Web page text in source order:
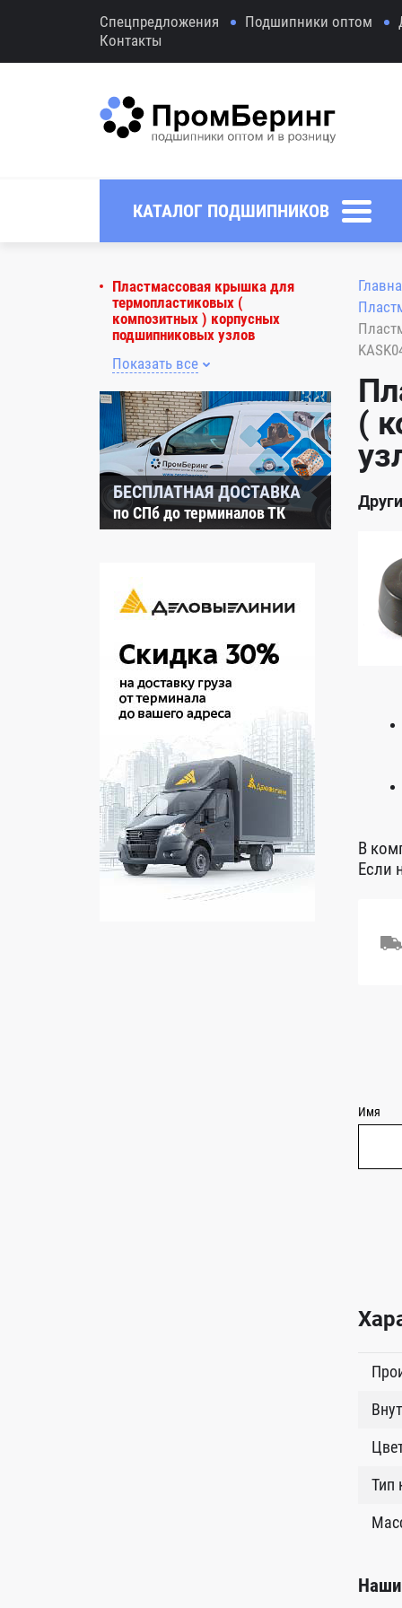
Спецпредложения Подшипники оптом
Контакты
КАТАЛОГ ПОДШИПНИКОВ
Пластмассовая крышка для
термопластиковых (
композитных ) корпусных
подшипниковых узлов
Показать все
БЕСПЛАТНАЯ ДОСТАВКА
по СПб до терминалов ТК
(
В
Если
Имя
Тип